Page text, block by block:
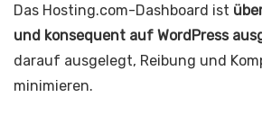
Das Hosting.com-Dashboard ist
und konsequent auf WordPress
darauf ausgelegt, Reibung und
minimieren.